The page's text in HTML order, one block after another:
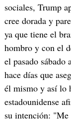
sociales, Trump
cree dorada y
ya que tiene el
hombro y con el
el pasado sábado
hace días que
él mismo y así lo
estadounidense
su intención: "Me